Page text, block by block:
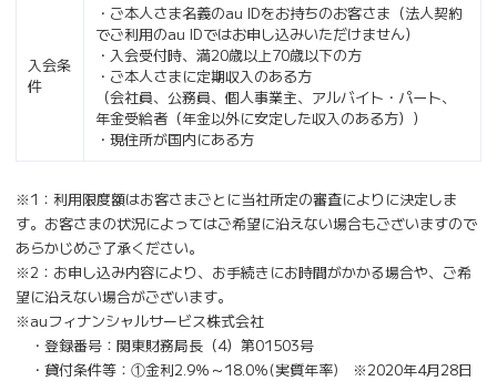
入会条
件
・ご本人さま名義のau IDをお持ちのお客さま（法人契約
でご利用のau IDではお申し込みいただけません）
・入会受付時、満20歳以上70歳以下の方
・ご本人さまに定期収入のある方
（会社員、公務員、個人事業主、アルバイト・パート、
年金受給者（年金以外に安定した収入のある方））
・現住所が国内にある方
※1：利用限度額はお客さまごとに当社所定の審査によりに決定しま
す。お客さまの状況によってはご希望に沿えない場合もございますので
あらかじめご了承ください。
※2：お申し込み内容により、お手続きにお時間がかかる場合や、ご希
望に沿えない場合がございます。
※auフィナンシャルサービス株式会社
・登録番号：関東財務局長（4）第01503号
・貸付条件等：①金利2.9％～18.0％(実質年率) ※2020年4月28日